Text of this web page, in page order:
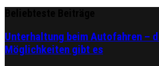
Unterhaltung beim Autofahren –
Möglichkeiten gibt es